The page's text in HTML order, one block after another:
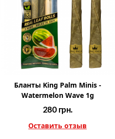
Бланты King Palm Minis -
Watermelon Wave 1g
280 грн.
Оставить отзыв